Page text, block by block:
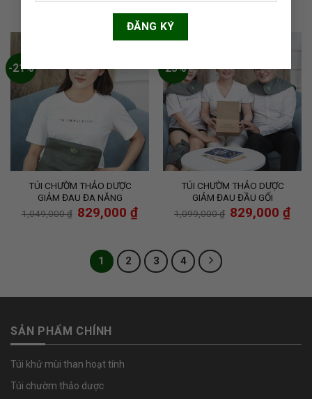
-21%
TÚI CHƯỜM THẢO DƯỢC
GIẢM ĐAU ĐA NĂNG
1,049,000₫ 829,000₫
-25%
TÚI CHƯỜM THẢO DƯỢC
GIẢM ĐAU ĐẦU GỐI
1,099,000₫ 829,000₫
1 2 3 4
SẢN PHẨM CHÍNH
Túi khử mùi than hoạt tính
Túi chườm thảo dược